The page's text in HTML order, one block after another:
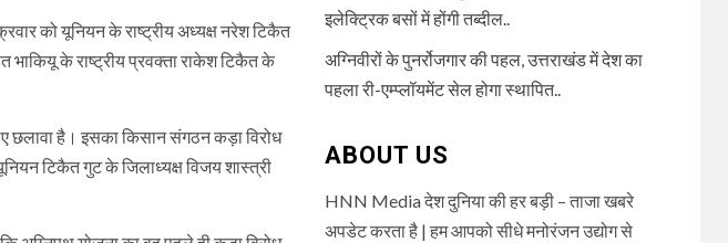
को यूनियन के राष्ट्रीय अध्यक्ष नरेश टिकैत
भाकियू के राष्ट्रीय प्रवक्ता राकेश टिकैत के
छलावा है। इसका किसान संगठन कड़ा विरोध
टिकैत गुट के जिलाध्यक्ष विजय शास्त्री
इलेक्ट्रिक बसों में होंगी तब्दील..
अग्निवीरों के पुनर्रोजगार की पहल, उत्तराखंड में देश का
पहला री-एम्प्लॉयमेंट सेल होगा स्थापित..
ABOUT US
HNN Media देश दुनिया की हर बड़ी – ताजा खबरे
अपडेट करता है | हम आपको सीधे मनोरंजन उद्योग से